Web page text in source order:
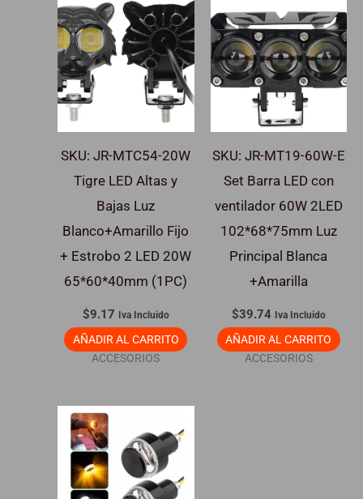
SKU: JR-MTC54-20W
Tigre LED Altas y
Bajas Luz
Blanco+Amarillo Fijo
+ Estrobo 2 LED 20W
65*60*40mm (1PC)
$9.17 Iva Incluido
AÑADIR AL CARRITO
ACCESORIOS
SKU: JR-MT19-60W-E
Set Barra LED con
ventilador 60W 2LED
102*68*75mm Luz
Principal Blanca
+Amarilla
$39.74 Iva Incluido
AÑADIR AL CARRITO
ACCESORIOS